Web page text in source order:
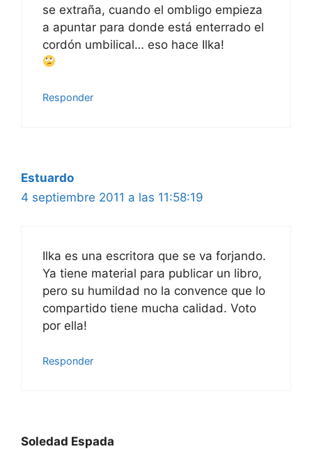
se extraña, cuando el ombligo empieza
a apuntar para donde está enterrado el
cordón umbilical… eso hace Ilka!
Responder
Estuardo
4 septiembre 2011 a las 11:58:19
Ilka es una escritora que se va forjando.
Ya tiene material para publicar un libro,
pero su humildad no la convence que lo
compartido tiene mucha calidad. Voto
por ella!
Responder
Soledad Espada